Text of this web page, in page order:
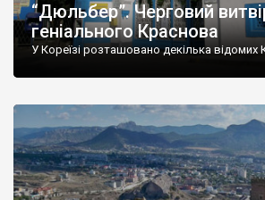
“Дюльбер”. Черговий
геніального Краснова
У Кореїзі розташовано декілька відомих